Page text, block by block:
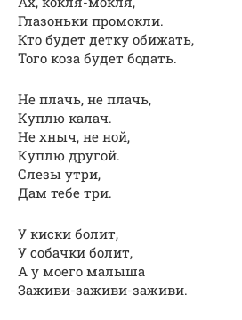
Глазоньки промокли.
Кто будет детку обижать,
Того коза будет бодать.
Не плачь, не плачь,
Куплю калач.
Не хныч, не ной,
Куплю другой.
Слезы утри,
Дам тебе три.
У киски болит,
У собачки болит,
А у моего малыша
Заживи-заживи-заживи.